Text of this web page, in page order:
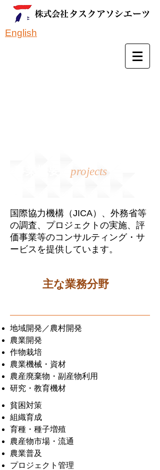
English
projects
国際協力機構（JICA）、外務省等
の調査、プロジェクトの実施、評
価事業等のコンサルティング・サ
ービスを提供しています。
主な業務分野
地域開発／農村開発
農業開発
作物栽培
農業機械・資材
農産廃棄物・副産物利用
研究・教育機材
貧困対策
組織育成
育種・種子増殖
農産物市場・流通
農業普及
プロジェクト管理